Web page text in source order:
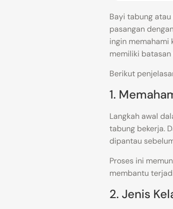
Bayi tabung atau
pasangan
ingin memahami
memiliki
Berikut
1.
Langkah awal
tabung bekerja.
dipantau
Proses ini
membantu
2. Jenis